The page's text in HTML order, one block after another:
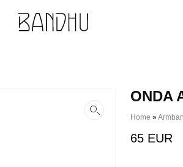
ONDA
Home »
65 EUR